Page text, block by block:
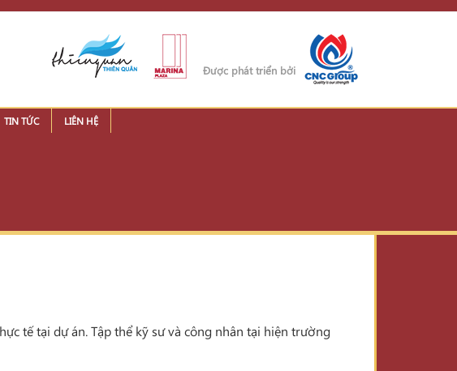
Được phát triển bởi
TIN TỨC LIÊN HỆ
tế tại dự án. Tập thể kỹ sư và công nhân tại hiện trường